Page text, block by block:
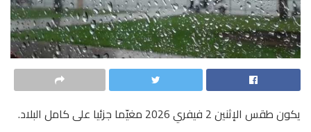
يكون طقس الإثنين 2 فيفري 2026 مغيّما جزئيا على كامل البلاد.